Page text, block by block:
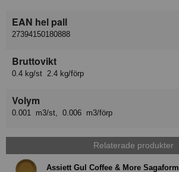
EAN hel pall
27394150180888
Bruttovikt
0.4 kg/st 2.4 kg/förp
Volym
0.001 m3/st, 0.006 m3/förp
Relaterade produkter
Assiett Gul Coffee & More Sagaform